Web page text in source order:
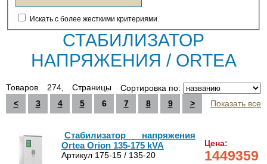
Искать с более жесткими критериями.
СТАБИЛИЗАТОР
НАПРЯЖЕНИЯ / ORTEA
Сортировка по:
Товаров 274, Страницы
<
3 4 5 6 7 8 9 > Показать все
Цена:
1449359
Стабилизатор напряжения
Ortea Orion 135-175 kVA
Артикул 175-15 / 135-20